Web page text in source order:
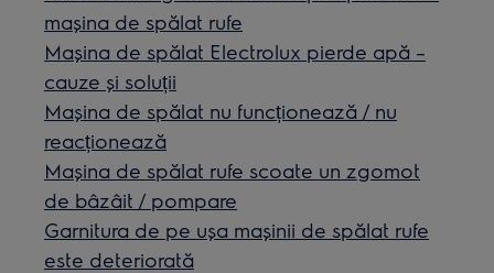
mașina de spălat rufe
Mașina de spălat Electrolux pierde apă –
cauze și soluții
Mașina de spălat nu funcționează / nu
reacționează
Mașina de spălat rufe scoate un zgomot
de bâzâit / pompare
Garnitura de pe ușa mașinii de spălat rufe
este deteriorată